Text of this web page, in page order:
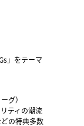
」をテーマ
グ）
ティの潮流
の特典多数